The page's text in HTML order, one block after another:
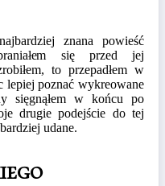
znana powieść
się przed jej
to przepadłem w
lepiej poznać wykreowane
sięgnąłem w końcu po
drugie podejście do tej
udane.